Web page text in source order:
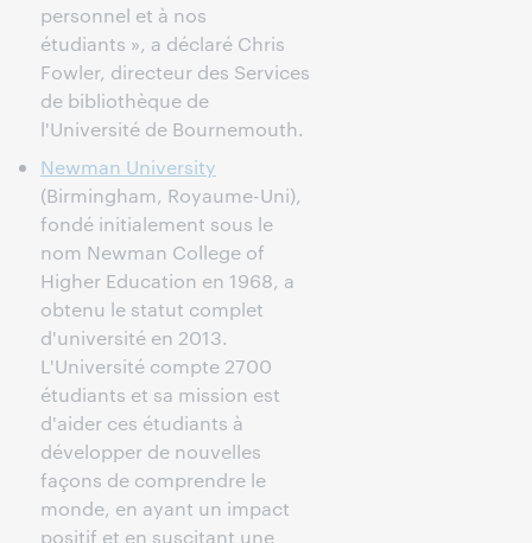
personnel et à nos
étudiants », a déclaré Chris
Fowler, directeur des Services
de bibliothèque de
l'Université de Bournemouth.
Newman University
(Birmingham, Royaume-Uni),
fondé initialement sous le
nom Newman College of
Higher Education en 1968, a
obtenu le statut complet
d'université en 2013.
L'Université compte 2700
étudiants et sa mission est
d'aider ces étudiants à
développer de nouvelles
façons de comprendre le
monde, en ayant un impact
positif et en suscitant une